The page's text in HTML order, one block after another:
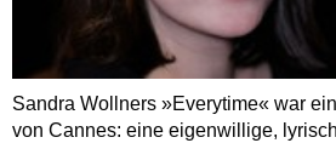
Sandra Wollners »Everytime« war
von Cannes: eine eigenwillige,